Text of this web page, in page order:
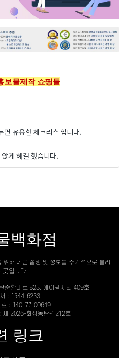
보물제작 쇼핑몰
면 유용한 체크리스 입니다.
게 해결 했습니다.
백화점
해 제품 설명 및 정보를 주기적으로 올리
곳입니다
순환대로 823, 에이팩시티 409호
: 1544-6233
: 140-77-00649
제 2026-화성동탄-1212호
링크